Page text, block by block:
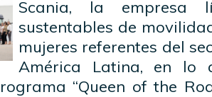
Scania, la empresa
sustentables de
mujeres referentes del
América Latina, en lo
“Queen of the